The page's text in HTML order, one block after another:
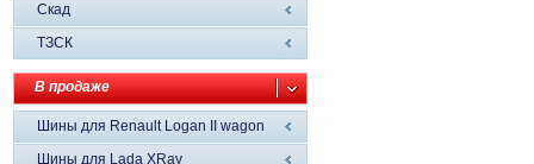
Скад
ТЗСК
В продаже
Шины для Renault Logan II wagon
Шины для Lada XRay